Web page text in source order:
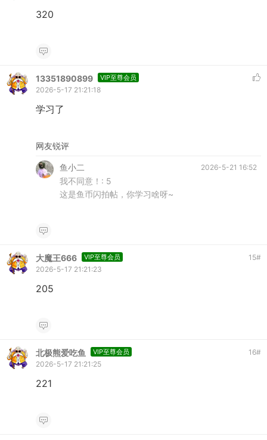
320
13351890899 VIP至尊会员
2026-5-17 21:21:18
学习了
网友锐评
2026-5-21 16:52
鱼小二
我不同意！: 5
这是鱼币闪拍帖，你学习啥呀~
大魔王666 VIP至尊会员 15#
2026-5-17 21:21:23
205
北极熊爱吃鱼 VIP至尊会员 16#
2026-5-17 21:21:25
221